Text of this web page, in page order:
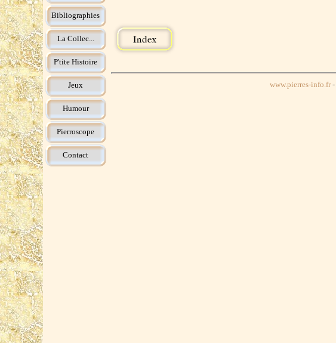
Bibliographies
La Collec...
P'tite Histoire
Jeux
Humour
Pierroscope
Contact
www.pierres-info.fr-